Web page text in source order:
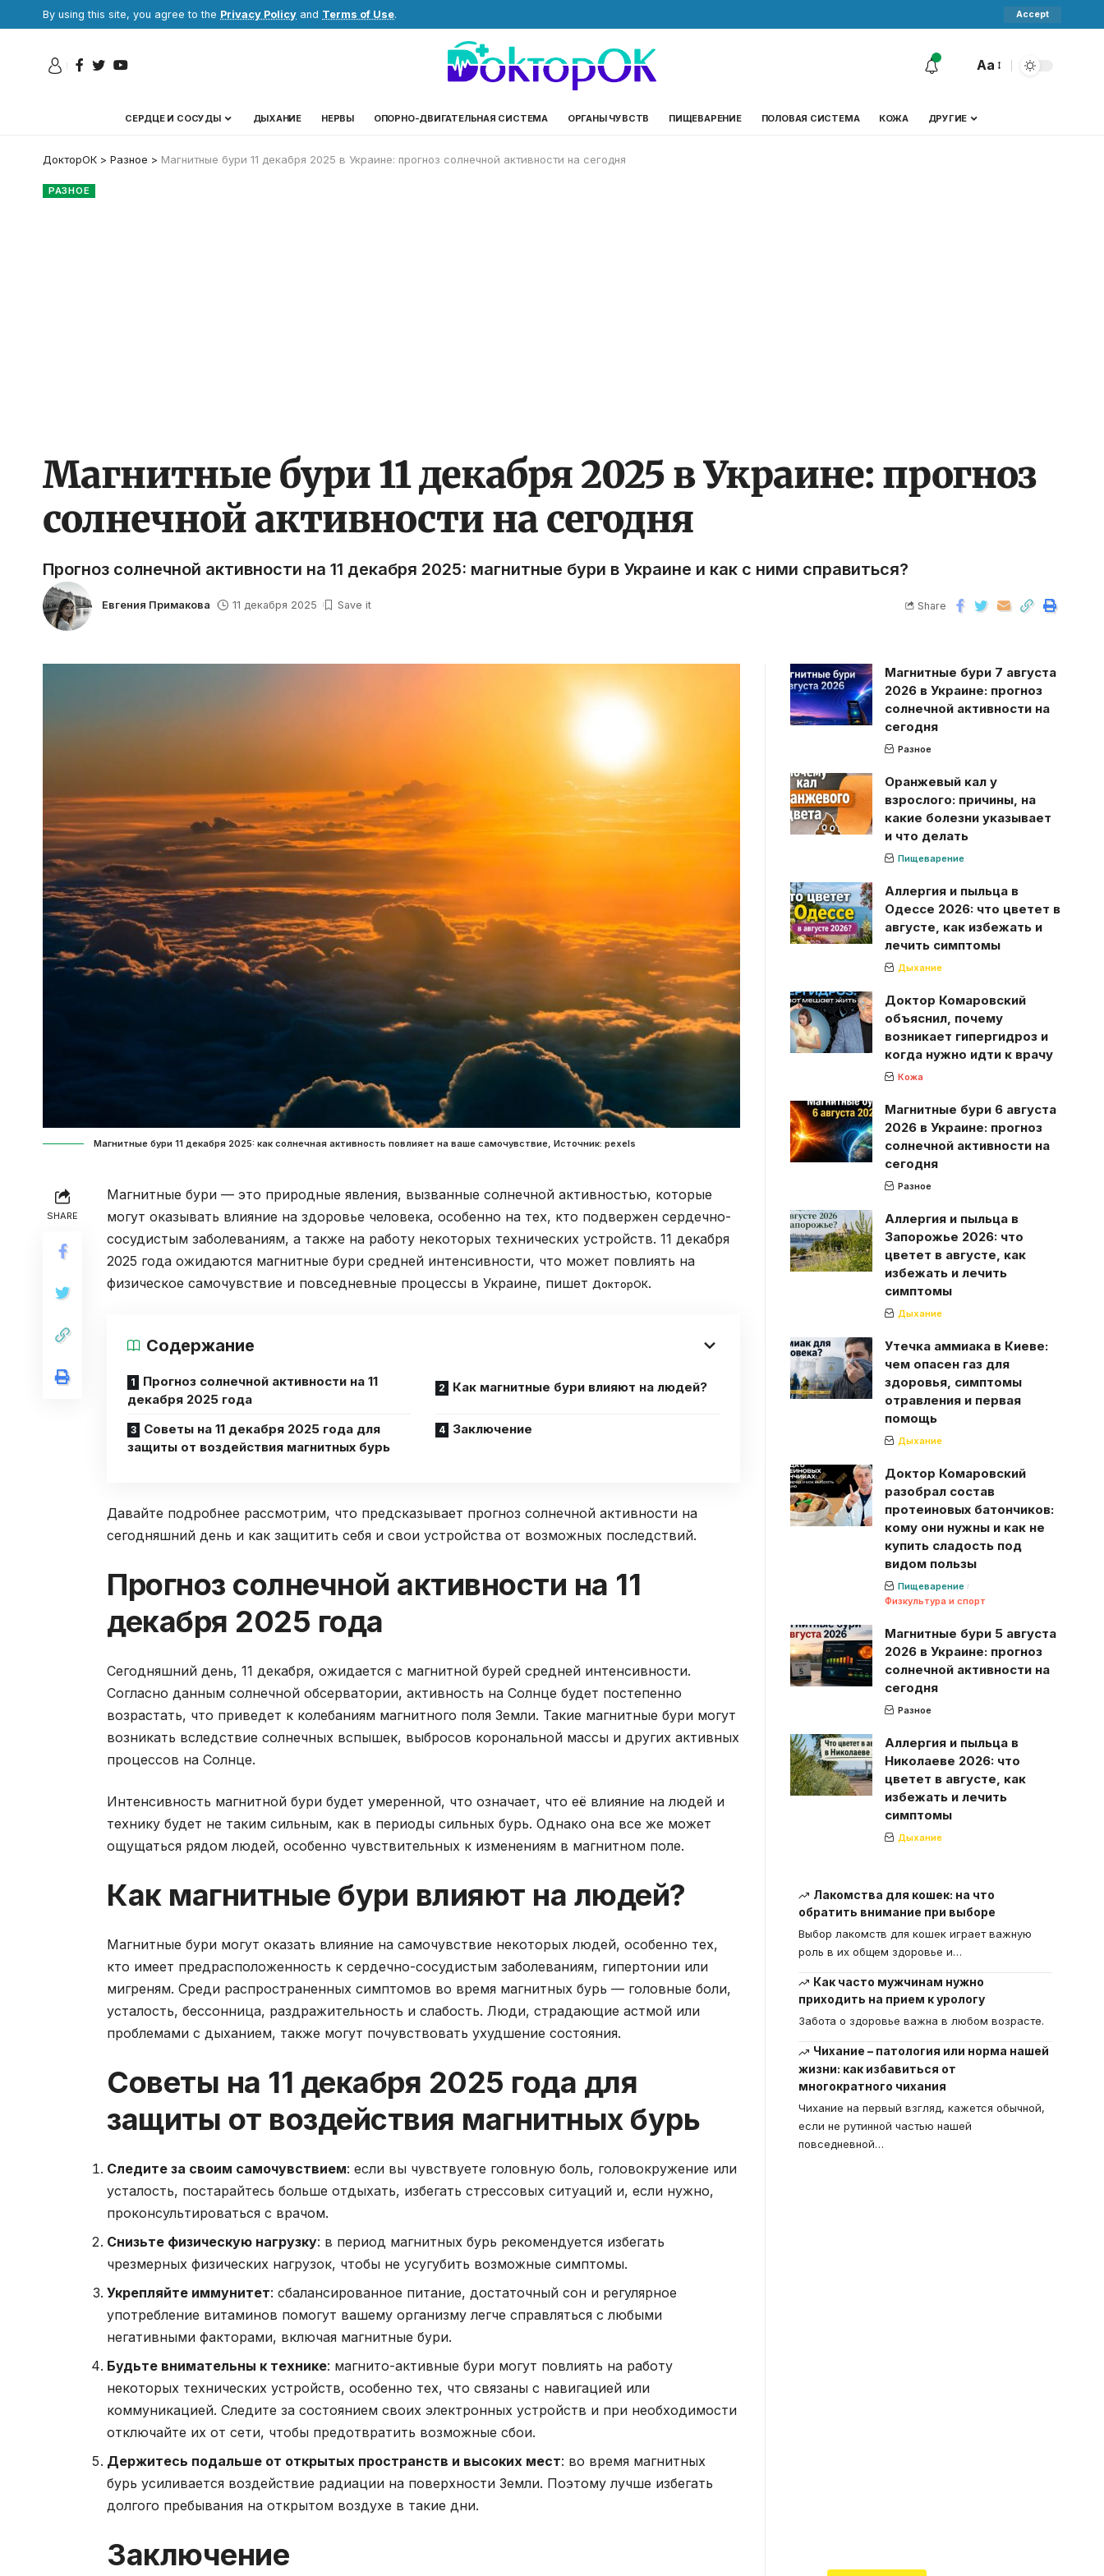
By using this site, you agree to the Privacy Policy and Terms of Use. Accept
Aa
СЕРДЦЕ И СОСУДЫ ДЫХАНИЕ НЕРВЫ ОПОРНО-ДВИГАТЕЛЬНАЯ СИСТЕМА ОРГАНЫ ЧУВСТВ ПИЩЕВАРЕНИЕ ПОЛОВАЯ СИСТЕМА КОЖА ДРУГИЕ
ДокторОК > Разное > Магнитные бури 11 декабря 2025 в Украине: прогноз солнечной активности на сегодня
РАЗНОЕ
Магнитные бури 11 декабря 2025 в Украине: прогноз
солнечной активности на сегодня
Прогноз солнечной активности на 11 декабря 2025: магнитные бури в Украине и как с ними справиться?
Евгения Примакова 11 декабря 2025 Share
Магнитные бури 11 декабря 2025: как солнечная активность повлияет на ваше самочувствие, Источник: pexels
SHARE
Магнитные бури — это природные явления, вызванные солнечной активностью, которые
могут оказывать влияние на здоровье человека, особенно на тех, кто подвержен сердечно-
сосудистым заболеваниям, а также на работу некоторых технических устройств. 11 декабря
2025 года ожидаются магнитные бури средней интенсивности, что может повлиять на
физическое самочувствие и повседневные процессы в Украине, пишет ДокторОК.
Содержание
Прогноз солнечной активности на 11
декабря 2025 года
Как магнитные бури влияют на людей?
Советы на 11 декабря 2025 года для
защиты от воздействия магнитных бурь
Заключение
Давайте подробнее рассмотрим, что предсказывает прогноз солнечной активности на
сегодняшний день и как защитить себя и свои устройства от возможных последствий.
Прогноз солнечной активности на 11
декабря 2025 года
Сегодняшний день, 11 декабря, ожидается с магнитной бурей средней интенсивности.
Согласно данным солнечной обсерватории, активность на Солнце будет постепенно
возрастать, что приведет к колебаниям магнитного поля Земли. Такие магнитные бури могут
возникать вследствие солнечных вспышек, выбросов корональной массы и других активных
процессов на Солнце.
Интенсивность магнитной бури будет умеренной, что означает, что её влияние на людей и
технику будет не таким сильным, как в периоды сильных бурь. Однако она все же может
ощущаться рядом людей, особенно чувствительных к изменениям в магнитном поле.
Как магнитные бури влияют на людей?
Магнитные бури могут оказать влияние на самочувствие некоторых людей, особенно тех,
кто имеет предрасположенность к сердечно-сосудистым заболеваниям, гипертонии или
мигреням. Среди распространенных симптомов во время магнитных бурь — головные боли,
усталость, бессонница, раздражительность и слабость. Люди, страдающие астмой или
проблемами с дыханием, также могут почувствовать ухудшение состояния.
Советы на 11 декабря 2025 года для
защиты от воздействия магнитных бурь
Следите за своим самочувствием: если вы чувствуете головную боль, головокружение или
усталость, постарайтесь больше отдыхать, избегать стрессовых ситуаций и, если нужно,
проконсультироваться с врачом.
Снизьте физическую нагрузку: в период магнитных бурь рекомендуется избегать
чрезмерных физических нагрузок, чтобы не усугубить возможные симптомы.
Укрепляйте иммунитет: сбалансированное питание, достаточный сон и регулярное
употребление витаминов помогут вашему организму легче справляться с любыми
негативными факторами, включая магнитные бури.
Будьте внимательны к технике: магнито-активные бури могут повлиять на работу
некоторых технических устройств, особенно тех, что связаны с навигацией или
коммуникацией. Следите за состоянием своих электронных устройств и при необходимости
отключайте их от сети, чтобы предотвратить возможные сбои.
Держитесь подальше от открытых пространств и высоких мест: во время магнитных
бурь усиливается воздействие радиации на поверхности Земли. Поэтому лучше избегать
долгого пребывания на открытом воздухе в такие дни.
Заключение
Магнитные бури 7 августа
2026 в Украине: прогноз
солнечной активности на
сегодня
Разное
Оранжевый кал у
взрослого: причины, на
какие болезни указывает
и что делать
Пищеварение
Аллергия и пыльца в
Одессе 2026: что цветет в
августе, как избежать и
лечить симптомы
Дыхание
Доктор Комаровский
объяснил, почему
возникает гипергидроз и
когда нужно идти к врачу
Кожа
Магнитные бури 6 августа
2026 в Украине: прогноз
солнечной активности на
сегодня
Разное
Аллергия и пыльца в
Запорожье 2026: что
цветет в августе, как
избежать и лечить
симптомы
Дыхание
Утечка аммиака в Киеве:
чем опасен газ для
здоровья, симптомы
отравления и первая
помощь
Дыхание
Доктор Комаровский
разобрал состав
протеиновых батончиков:
кому они нужны и как не
купить сладость под
видом пользы
Пищеварение
Физкультура и спорт
Магнитные бури 5 августа
2026 в Украине: прогноз
солнечной активности на
сегодня
Разное
Аллергия и пыльца в
Николаеве 2026: что
цветет в августе, как
избежать и лечить
симптомы
Дыхание
Лакомства для кошек: на что
обратить внимание при выборе
Выбор лакомств для кошек играет важную
роль в их общем здоровье и…
Как часто мужчинам нужно
приходить на прием к урологу
Забота о здоровье важна в любом возрасте.
Чихание – патология или норма нашей
жизни: как избавиться от
многократного чихания
Чихание на первый взгляд, кажется обычной,
если не рутинной частью нашей
повседневной…